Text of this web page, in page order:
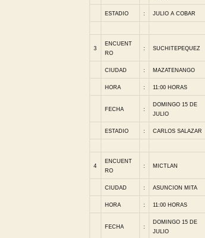
ESTADIO : JULIO A COBAR
3
ENCUENT
RO
: SUCHITEPEQUEZ
CIUDAD : MAZATENANGO
HORA : 11:00 HORAS
FECHA :
DOMINGO 15 DE
JULIO
ESTADIO : CARLOS SALAZAR
4
ENCUENT
RO
: MICTLAN
CIUDAD : ASUNCION MITA
HORA : 11:00 HORAS
FECHA :
DOMINGO 15 DE
JULIO